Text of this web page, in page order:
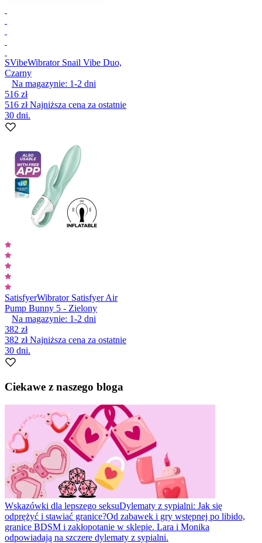
SVibeWibrator Snail Vibe Duo,
Czarny
Na magazynie: 1-2 dni
516 zł
516 złNajniższa cena za ostatnie
30 dni.
SatisfyerWibrator Satisfyer Air
Pump Bunny 5 - Zielony
Na magazynie: 1-2 dni
382 zł
382 złNajniższa cena za ostatnie
30 dni.
Ciekawe z naszego bloga
Wskazówki dla lepszego seksuDylematy z sypialni: Jak się
odprężyć i stawiać granice?Od zabawek i gry wstępnej po libido,
granice BDSM i zakłopotanie w sklepie. Lara i Monika
odpowiadają na szczere dylematy z sypialni.